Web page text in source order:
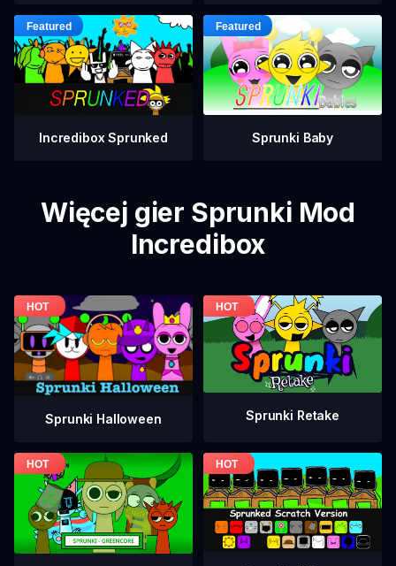
Incredibox Sprunked Sprunki Baby
Więcej gier Sprunki Mod
Incredibox
Sprunki Halloween Sprunki Retake